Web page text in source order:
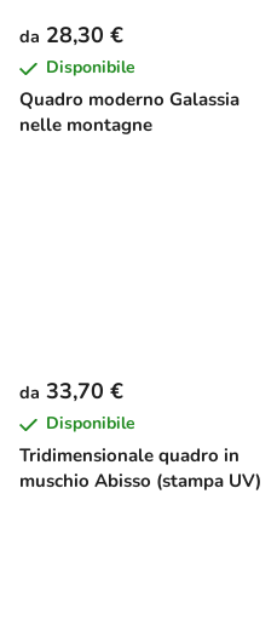
Quadro moderno Galassia
nelle montagne
da 28,30 €
Disponibile
Tridimensionale quadro in
muschio Abisso (stampa UV)
da 33,70 €
Disponibile